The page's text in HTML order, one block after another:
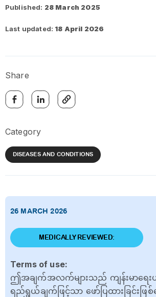
Published: 28 March 2025
Last updated: 18 April 2026
Share
Category
DISEASES AND CONDITIONS
26 MARCH 2026
MEDICALLY REVIEWED:
Terms of use:
ဤအချက်အလက်များသည် ကျန်းမာရေး
ရည်ရွယ်ချက်ဖြင့်သာ ဖော်ပြထားခြင်းဖြ